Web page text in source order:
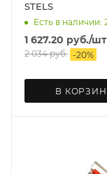
STELS
Есть в наличии:
1 627.20 руб./шт
2 034руб. -20%
В